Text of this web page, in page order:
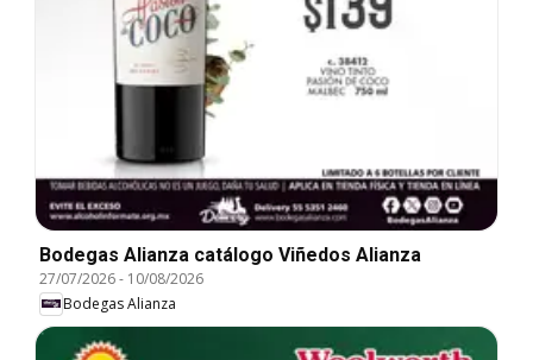
Bodegas Alianza catálogo Viñedos Alianza
27/07/2026- 10/08/2026
Bodegas Alianza